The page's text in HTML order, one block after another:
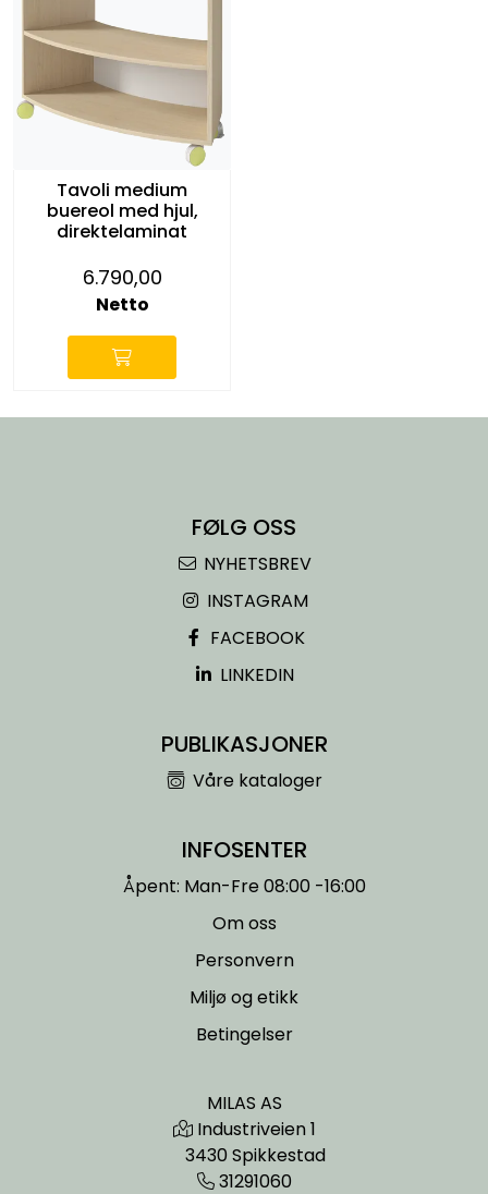
Tavoli medium
buereol med hjul,
direktelaminat
6.790,00
Netto
FØLG OSS
NYHETSBREV
INSTAGRAM
FACEBOOK
LINKEDIN
PUBLIKASJONER
Våre kataloger
INFOSENTER
Åpent: Man-Fre 08:00 -16:00
Om oss
Personvern
Miljø og etikk
Betingelser
MILAS AS
Industriveien 1
3430 Spikkestad
31291060